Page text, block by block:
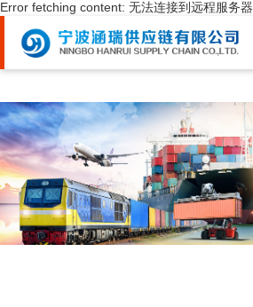
Error fetching content: 无法连接到远程服务器